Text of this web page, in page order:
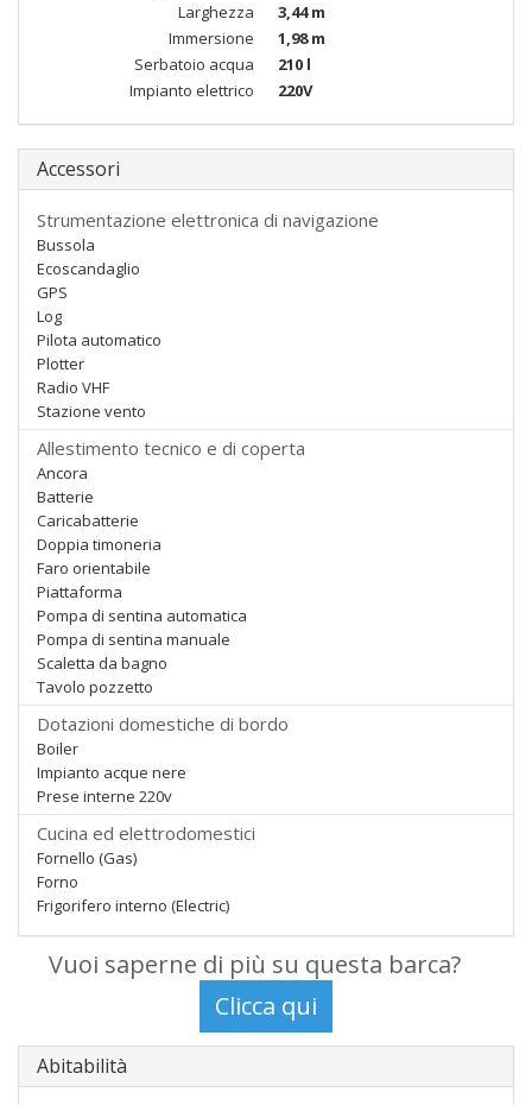
Larghezza
3,44 m
Immersione
1,98 m
Serbatoio acqua
210 l
Impianto elettrico
220V
Accessori
Strumentazione elettronica di navigazione
Bussola
Ecoscandaglio
GPS
Log
Pilota automatico
Plotter
Radio VHF
Stazione vento
Allestimento tecnico e di coperta
Ancora
Batterie
Caricabatterie
Doppia timoneria
Faro orientabile
Piattaforma
Pompa di sentina automatica
Pompa di sentina manuale
Scaletta da bagno
Tavolo pozzetto
Dotazioni domestiche di bordo
Boiler
Impianto acque nere
Prese interne 220v
Cucina ed elettrodomestici
Fornello (Gas)
Forno
Frigorifero interno (Electric)
Vuoi saperne di più su questa barca?
Abitabilità